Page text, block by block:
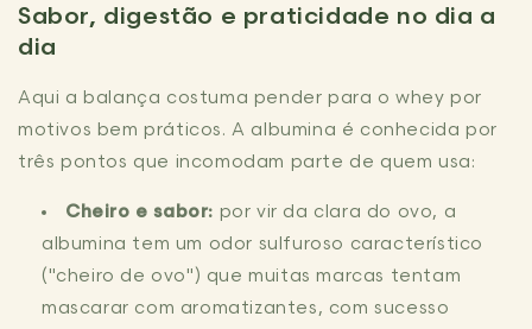
Sabor, digestão e praticidade no dia a
dia
Aqui a balança costuma pender para o whey por
motivos bem práticos. A albumina é conhecida por
três pontos que incomodam parte de quem usa:
Cheiro e sabor: por vir da clara do ovo, a
albumina tem um odor sulfuroso característico
("cheiro de ovo") que muitas marcas tentam
mascarar com aromatizantes, com sucesso